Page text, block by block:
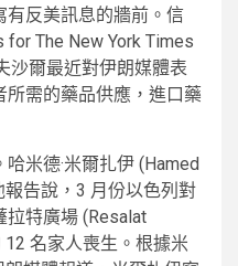
反美訊息的牆前。 信
The New York Times
沙爾最近對伊朗媒體表
需的藥品供應，進口藥
米德·米爾扎伊 (Hamed
告說，3 月份以色列對
特廣場 (Resalat
名家人喪生。根據米